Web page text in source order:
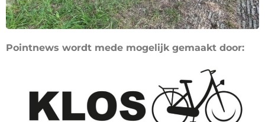
Pointnews wordt mede mogelijk gemaakt door: